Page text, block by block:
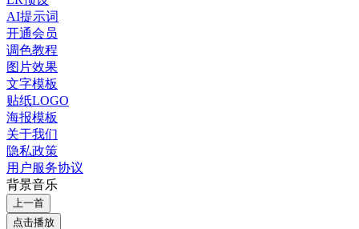
AI提示词
开通会员
调色教程
图片效果
文字模板
贴纸LOGO
海报模板
关于我们
隐私政策
用户服务协议
背景音乐
上一首
点击播放